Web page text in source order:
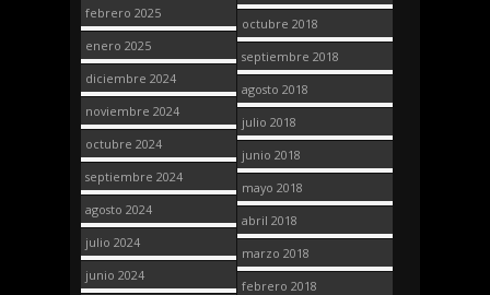
febrero 2025
enero 2025
diciembre 2024
noviembre 2024
octubre 2024
septiembre 2024
agosto 2024
julio 2024
junio 2024
octubre 2018
septiembre 2018
agosto 2018
julio 2018
junio 2018
mayo 2018
abril 2018
marzo 2018
febrero 2018